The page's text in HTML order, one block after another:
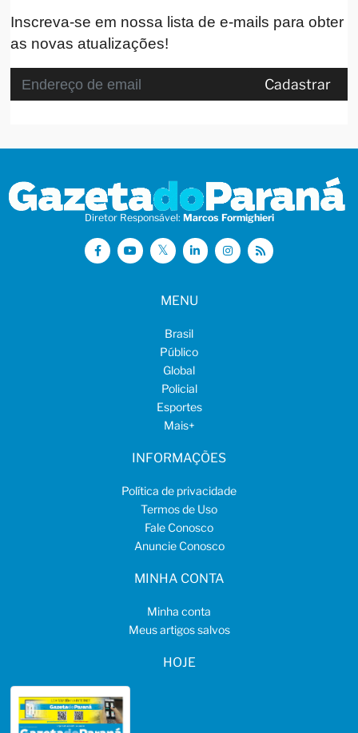
Inscreva-se em nossa lista de e-mails para obter
as novas atualizações!
Cadastrar
Diretor Responsável: Marcos Formighieri
MENU
Brasil
Público
Global
Policial
Esportes
Mais+
INFORMAÇÕES
Política de privacidade
Termos de Uso
Fale Conosco
Anuncie Conosco
MINHA CONTA
Minha conta
Meus artigos salvos
HOJE